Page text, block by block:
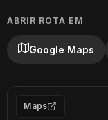
ABRIR ROTA EM
Google Maps
Maps